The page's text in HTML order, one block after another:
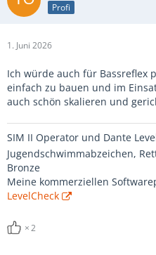
Profi
1. Juni 2026
Ich würde auch für Bassreflex
einfach zu bauen und im
auch schön skalieren und
SIM II Operator und Dante
Jugendschwimmabzeichen,
Bronze
Meine kommerziellen
LevelCheck
2